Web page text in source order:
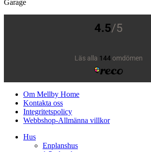
Garage
Om Mellby Home
Kontakta oss
Integritetspolicy
Webbshop-Allmänna villkor
Hus
Enplanshus